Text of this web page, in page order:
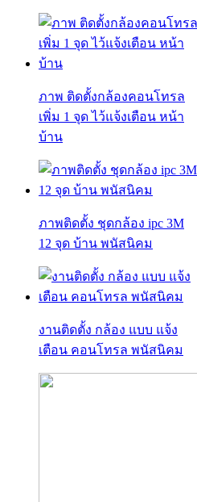
ภาพ ติดตั้งกล้องคอนโทรล
เพิ่ม 1 จุด ไว้แจ้งเตือน หน้า
บ้าน
ภาพติดตั้ง ชุดกล้อง ipc 3M
12 จุด บ้าน พนัสนิคม
งานติดตั้ง กล้อง แบบ แจ้ง
เตือน คอนโทรล พนัสนิคม